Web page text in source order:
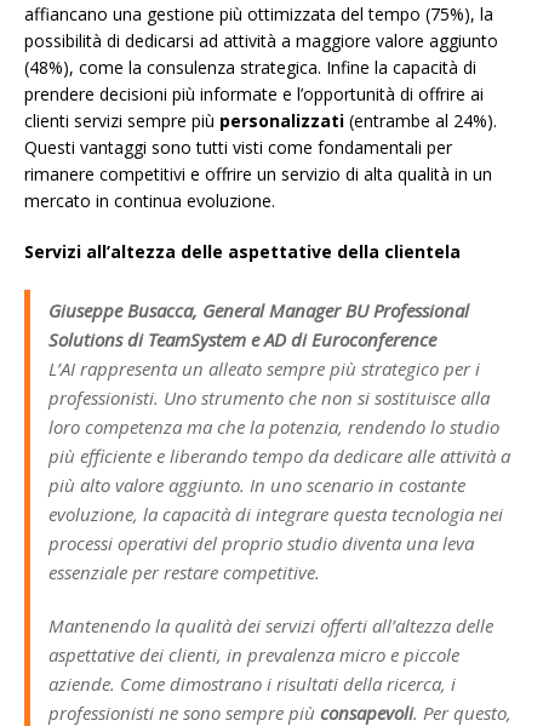
affiancano una gestione più ottimizzata del tempo (75%), la
possibilità di dedicarsi ad attività a maggiore valore aggiunto
(48%), come la consulenza strategica. Infine la capacità di
prendere decisioni più informate e l’opportunità di offrire ai
clienti servizi sempre più personalizzati (entrambe al 24%).
Questi vantaggi sono tutti visti come fondamentali per
rimanere competitivi e offrire un servizio di alta qualità in un
mercato in continua evoluzione.
Servizi all’altezza delle aspettative della clientela
Giuseppe Busacca, General Manager BU Professional
Solutions di TeamSystem e AD di Euroconference
L’AI rappresenta un alleato sempre più strategico per i
professionisti. Uno strumento che non si sostituisce alla
loro competenza ma che la potenzia, rendendo lo studio
più efficiente e liberando tempo da dedicare alle attività a
più alto valore aggiunto. In uno scenario in costante
evoluzione, la capacità di integrare questa tecnologia nei
processi operativi del proprio studio diventa una leva
essenziale per restare competitive.
Mantenendo la qualità dei servizi offerti all’altezza delle
aspettative dei clienti, in prevalenza micro e piccole
aziende. Come dimostrano i risultati della ricerca, i
professionisti ne sono sempre più consapevoli. Per questo,